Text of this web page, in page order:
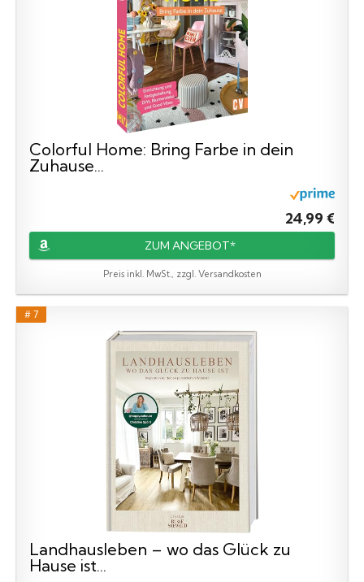
Colorful Home: Bring Farbe in dein
Zuhause...
24,99 €
ZUM ANGEBOT*
Preis inkl. MwSt., zzgl. Versandkosten
# 7
Landhausleben – wo das Glück zu
Hause ist...